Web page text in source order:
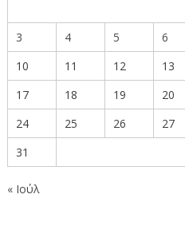
3
4 5 6
10
11 12 13
17
18 19 20
24
25 26 27
31
« Ιούλ